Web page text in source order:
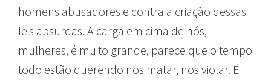
homens abusadores e contra a criação dessas
leis absurdas. A carga em cima de nós,
mulheres, é muito grande, parece que o tempo
todo estão querendo nos matar, nos violar. É